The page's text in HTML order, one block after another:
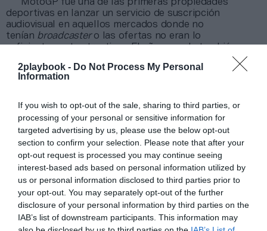
2playbook - Do Not Process My Personal
Information
If you wish to opt-out of the sale, sharing to third parties, or
processing of your personal or sensitive information for
targeted advertising by us, please use the below opt-out
section to confirm your selection. Please note that after your
opt-out request is processed you may continue seeing
interest-based ads based on personal information utilized by
us or personal information disclosed to third parties prior to
your opt-out. You may separately opt-out of the further
disclosure of your personal information by third parties on the
IAB’s list of downstream participants. This information may
MotoGP fue una de las primeras propiedades
deportivas en lanzar un servicio de suscripción
audiovisual en aquellos mercados donde no
tenían broadcastero las ofertas no eran lo
suficientemente atractivas. El año pasado también
quiso avanzarse y optó por unirse a Dazn en España,
uno de sus principales mercados audiovisuales, con tal
de disponer de un mayor conocimiento de su audiencia
A ello se le han sumado nuevos proyectos en el
ámbito digital, como la puesta en marcha del MotoGP
Fantasy, un juego cuyo patrocinio han vendido a Motul
y que consiste en que los usuarios crean su propio
equipo de carreras y compiten por la mejor puntuación
en cada gran premio. También se quiere potenciar el
ecommerce, donde está todo el
equipos y pilotos, un apartado específico para los
eSports y para los productos técnicos de
patrocinadores como Dainese.